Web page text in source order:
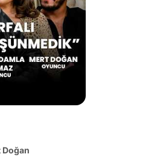
Doğan